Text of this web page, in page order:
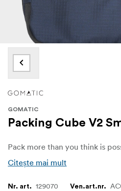
GOMATIC
Packing Cube V2
Citește mai mult
Nr. art. 129070 Ven.art.nr.